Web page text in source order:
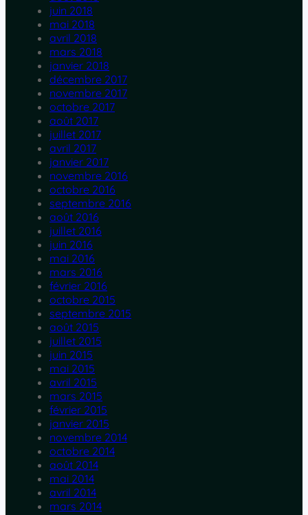
juin 2018
mai 2018
avril 2018
mars 2018
janvier 2018
décembre 2017
novembre 2017
octobre 2017
août 2017
juillet 2017
avril 2017
janvier 2017
novembre 2016
octobre 2016
septembre 2016
août 2016
juillet 2016
juin 2016
mai 2016
mars 2016
février 2016
octobre 2015
septembre 2015
août 2015
juillet 2015
juin 2015
mai 2015
avril 2015
mars 2015
février 2015
janvier 2015
novembre 2014
octobre 2014
août 2014
mai 2014
avril 2014
mars 2014